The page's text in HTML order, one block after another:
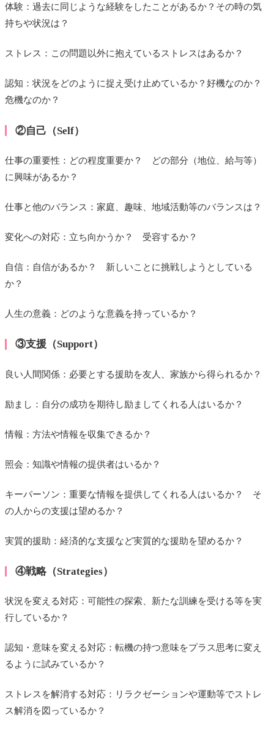
体験：過去に同じような経験をしたことがあるか？その時の気
持ちや状況は？
ストレス：この問題以外に抱えているストレスはあるか？
認知：状況をどのように捉え受け止めているか？好機なのか？
危機なのか？
②自己（Self）
仕事の重要性：どの程度重要か？ どの部分（地位、給与等）
に興味があるか？
仕事と他のバランス：家庭、趣味、地域活動等のバランスは？
変化への対応：立ち向かうか？ 受容するか？
自信：自信があるか？ 新しいことに挑戦しようとしている
か？
人生の意義：どのような意義を持っているか？
③支援（Support）
良い人間関係：必要とする援助を友人、家族から得られるか？
励まし：自分の成功を期待し励ましてくれる人はいるか？
情報：方法や情報を収集できるか？
照会：知識や情報の提供者はいるか？
キーパーソン：重要な情報を提供してくれる人はいるか？ そ
の人からの支援は望めるか？
実質的援助：経済的な支援など実質的な援助を望めるか？
④戦略（Strategies）
状況を変える対応：可能性の探索、新たな訓練を受ける等を実
行しているか？
認知・意味を変える対応：転機の持つ意味をプラス思考に変え
るように試みているか？
ストレスを解消する対応：リラクゼーションや運動等でストレ
ス解消を図っているか？